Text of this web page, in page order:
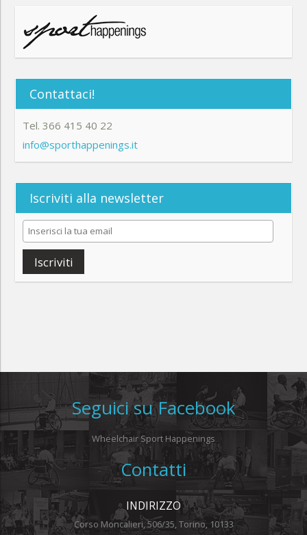
Contattaci!
Tel. 366 415 40 22
info@sporthappenings.it
Iscriviti alla newsletter
Iscriviti
Seguici su Facebook
Wheelchair Sport Happenings
Contatti
INDIRIZZO
Corso Moncalieri, 506/35, Torino, 10133